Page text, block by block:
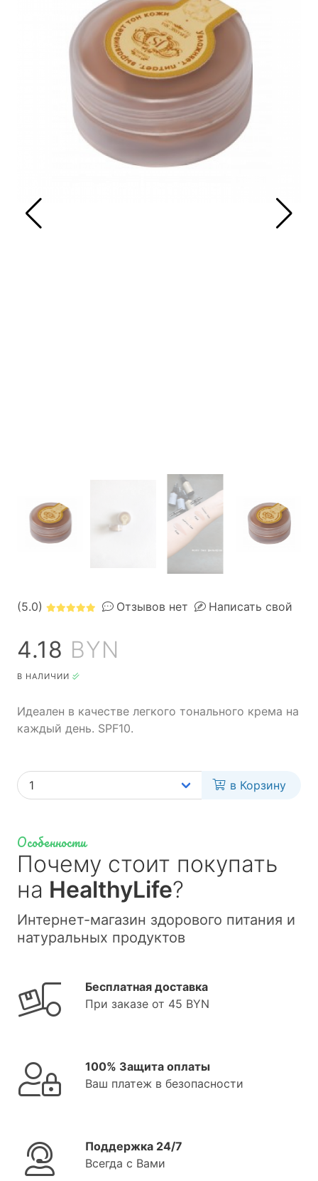
(5.0) Отзывов нет Написать свой
4.18 BYN
В НАЛИЧИИ
Идеален в качестве легкого тонального крема на
каждый день. SPF10.
в Корзину
Особенности
Почему стоит покупать
на HealthyLife?
Интернет-магазин здорового питания и
натуральных продуктов
Бесплатная доставка
При заказе от 45 BYN
100% Защита оплаты
Ваш платеж в безопасности
Поддержка 24/7
Всегда с Вами